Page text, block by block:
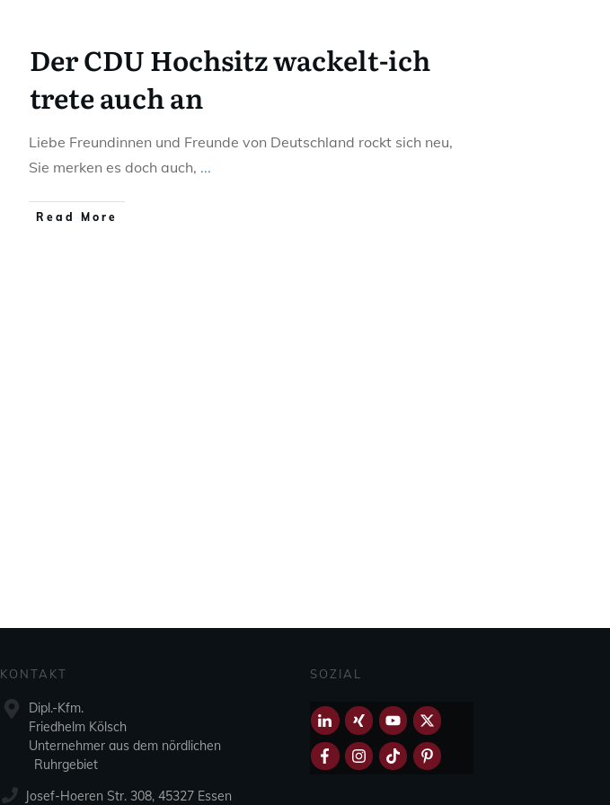
Der CDU Hochsitz wackelt-ich
trete auch an
Liebe Freundinnen und Freunde von Deutschland rockt sich neu,
Sie merken es doch auch, ...
Read More
KONTAKT
Dipl.-Kfm.
Friedhelm Kölsch
Unternehmer aus dem nördlichen
Ruhrgebiet
Josef-Hoeren Str. 308, 45327 Essen
SOZIAL